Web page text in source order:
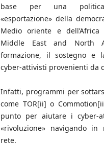
base per una
«esportazione» della
Medio oriente e
Middle East and North
formazione, il sostegno e
cyber-attivisti provenienti da
Infatti, programmi per
come TOR[ii] o
punto per aiutare i cyber-
«rivoluzione» navigando in
rete.